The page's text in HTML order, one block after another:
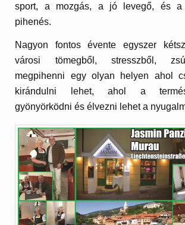
sport, a mozgás, a jó levegő, és a
pihenés.
Nagyon fontos évente egyszer
városi tömegből, stresszből,
megpihenni egy olyan helyen ahol
kirándulni lehet, ahol a
gyönyörködni és élvezni lehet a